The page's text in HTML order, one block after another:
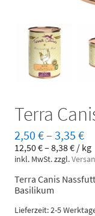
Terra
2,50 €– 3,35 €
12,50€– 8,38€ / kg
inkl. MwSt.zzgl.
Terra Canis
Basilikum
Lieferzeit: 2-5